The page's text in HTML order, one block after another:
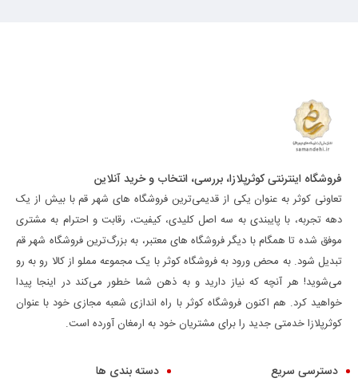
فروشگاه اینترنتی کوثرپلازا، بررسی، انتخاب و خرید آنلاین
تعاونی کوثر به عنوان یکی از قدیمی‌ترین فروشگاه های شهر قم با بیش از یک
دهه تجربه، با پایبندی به سه اصل کلیدی، کیفیت، رقابت و احترام به مشتری
موفق شده تا همگام با دیگر فروشگاه های معتبر، به بزرگ‌ترین فروشگاه شهر قم
تبدیل شود. به محض ورود به فروشگاه کوثر با یک مجموعه مملو از کالا رو به رو
می‌شوید! هر آنچه که نیاز دارید و به ذهن شما خطور می‌کند در اینجا پیدا
خواهید کرد. هم اکنون فروشگاه کوثر با راه اندازی شعبه مجازی خود با عنوان
کوثرپلازا خدمتی جدید را برای مشتریان خود به ارمغان آورده است.
دسترسی سریع دسته بندی ها